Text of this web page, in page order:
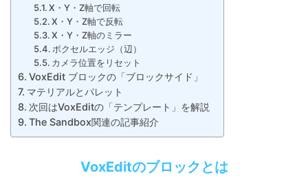
X・Y・Z軸で回転
X・Y・Z軸で反転
X・Y・Z軸のミラー
ボクセルエッジ（辺）
カメラ位置をリセット
VoxEdit ブロックの「ブロックサイド」
マテリアルとパレット
次回はVoxEditの「テンプレート」を解説
The Sandbox関連の記事紹介
VoxEditのブロックとは